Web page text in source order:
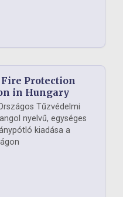
Protection
in Hungary
Tűzvédelmi
nyelvű, egységes
kiadása a